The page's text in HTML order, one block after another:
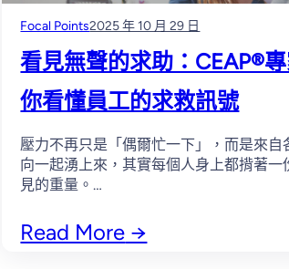
Focal Points2025 年 10 月 29 日
看見無聲的求助：CEAP®
你看懂員工的求救訊號
壓力不再只是「偶爾忙一下」，而是來自
向一起湧上來，其實每個人身上都揹著一
見的重量。…
Read More →